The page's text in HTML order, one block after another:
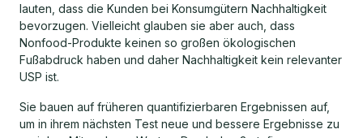
lauten, dass die Kunden bei Konsumgütern Nachhaltigkeit
bevorzugen. Vielleicht glauben sie aber auch, dass
Nonfood-Produkte keinen so großen ökologischen
Fußabdruck haben und daher Nachhaltigkeit kein relevanter
USP ist.
Sie bauen auf früheren quantifizierbaren Ergebnissen auf,
um in ihrem nächsten Test neue und bessere Ergebnisse zu